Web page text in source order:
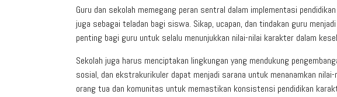
Guru dan sekolah memegang peran sentral dalam implementasi
juga sebagai teladan bagi siswa. Sikap, ucapan, dan tindakan guru
penting bagi guru untuk selalu menunjukkan nilai-nilai karakter dalam
Sekolah juga harus menciptakan lingkungan yang mendukung
sosial, dan ekstrakurikuler dapat menjadi sarana untuk menanamkan
orang tua dan komunitas untuk memastikan konsistensi pendidikan